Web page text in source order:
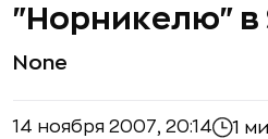
"Норникелю" в
None
14 ноября 2007, 20:14 1